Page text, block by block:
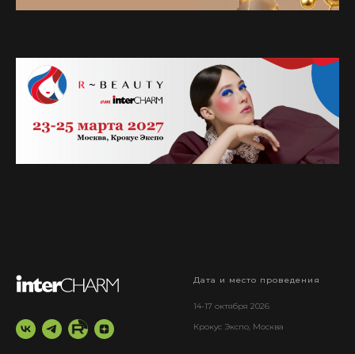
Дата и место проведения
14-17 октября 2026
Крокус Экспо, Москва